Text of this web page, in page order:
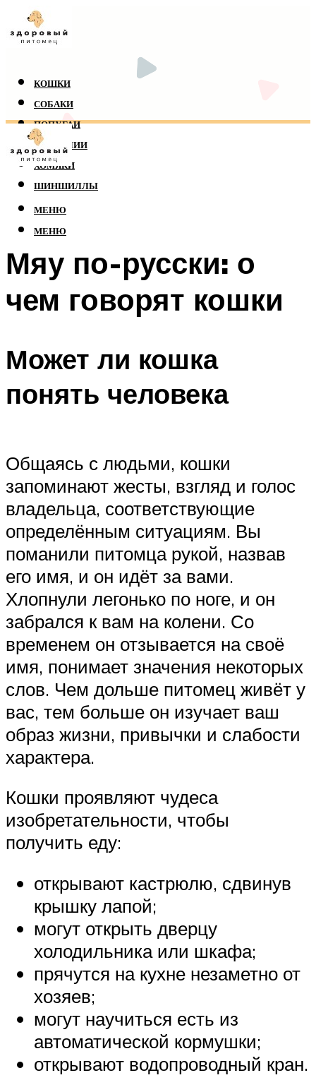
КОШКИ
СОБАКИ
ПОПУГАИ
РЕПТИЛИИ
ХОМЯКИ
ШИНШИЛЛЫ
МЕНЮ
МЕНЮ
Мяу по-русски: о
чем говорят кошки
Может ли кошка
понять человека
Общаясь с людьми, кошки
запоминают жесты, взгляд и голос
владельца, соответствующие
определённым ситуациям. Вы
поманили питомца рукой, назвав
его имя, и он идёт за вами.
Хлопнули легонько по ноге, и он
забрался к вам на колени. Со
временем он отзывается на своё
имя, понимает значения некоторых
слов. Чем дольше питомец живёт у
вас, тем больше он изучает ваш
образ жизни, привычки и слабости
характера.
Кошки проявляют чудеса
изобретательности, чтобы
получить еду:
открывают кастрюлю, сдвинув
крышку лапой;
могут открыть дверцу
холодильника или шкафа;
прячутся на кухне незаметно от
хозяев;
могут научиться есть из
автоматической кормушки;
открывают водопроводный кран.